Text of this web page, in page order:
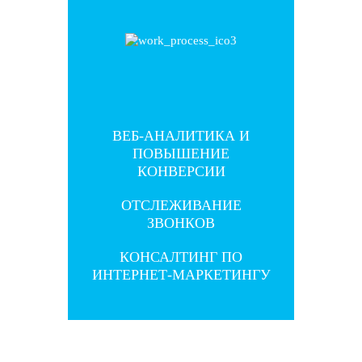
ВЕБ-АНАЛИТИКА И
ПОВЫШЕНИЕ
КОНВЕРСИИ
ОТСЛЕЖИВАНИЕ
ЗВОНКОВ
КОНСАЛТИНГ ПО
ИНТЕРНЕТ-МАРКЕТИНГУ
ВЕБ-АНАЛИТИКА И
ПОВЫШЕНИЕ
КОНВЕРСИИ
ОТСЛЕЖИВАНИЕ
ЗВОНКОВ
КОНСАЛТИНГ ПО
ИНТЕРНЕТ-МАРКЕТИНГУ